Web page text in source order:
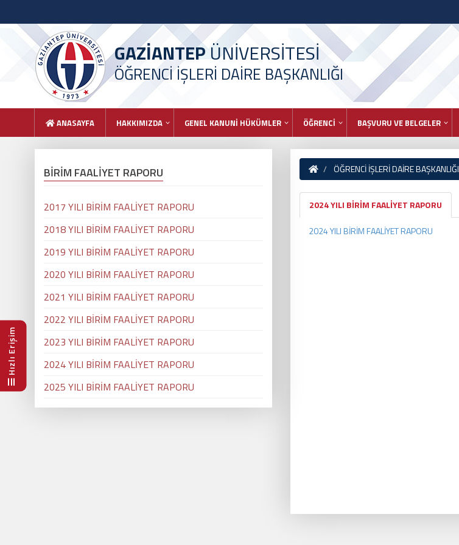
Hızlı Erişim
GAZİANTEPÜNİVERSİTESİ
ÖĞRENCİ İŞLERİ DAİRE BAŞKANLIĞI
ANASAYFA HAKKIMIZDA GENEL KANUNİ HÜKÜMLER ÖĞRENCİ BAŞVURU VE BELGELER
ÖĞRENCİ İŞLERİ DAİRE BAŞKANLIĞI
2024 YILI BİRİM FAALİYET RAPORU
2024 YILI BİRİM FAALİYET RAPORU
BİRİM FAALİYET RAPORU
2017 YILI BİRİM FAALİYET RAPORU
2018 YILI BİRİM FAALİYET RAPORU
2019 YILI BİRİM FAALİYET RAPORU
2020 YILI BİRİM FAALİYET RAPORU
2021 YILI BİRİM FAALİYET RAPORU
2022 YILI BİRİM FAALİYET RAPORU
2023 YILI BİRİM FAALİYET RAPORU
2024 YILI BİRİM FAALİYET RAPORU
2025 YILI BİRİM FAALİYET RAPORU